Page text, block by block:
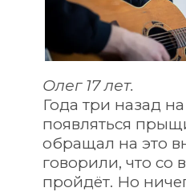
Олег 17 лет.
Года три назад
появляться
обращал на это
говорили, что со
пройдёт. Но